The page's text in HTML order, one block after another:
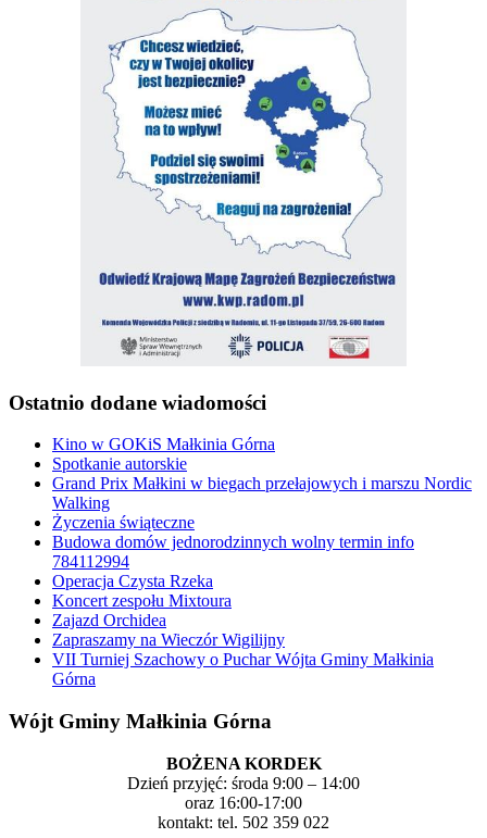
Ostatnio dodane wiadomości
Kino w GOKiS Małkinia Górna
Spotkanie autorskie
Grand Prix Małkini w biegach przełajowych i marszu Nordic
Walking
Życzenia świąteczne
Budowa domów jednorodzinnych wolny termin info
784112994
Operacja Czysta Rzeka
Koncert zespołu Mixtoura
Zajazd Orchidea
Zapraszamy na Wieczór Wigilijny
VII Turniej Szachowy o Puchar Wójta Gminy Małkinia
Górna
Wójt Gminy Małkinia Górna
BOŻENA KORDEK
Dzień przyjęć: środa 9:00 – 14:00
oraz 16:00-17:00
kontakt: tel. 502 359 022